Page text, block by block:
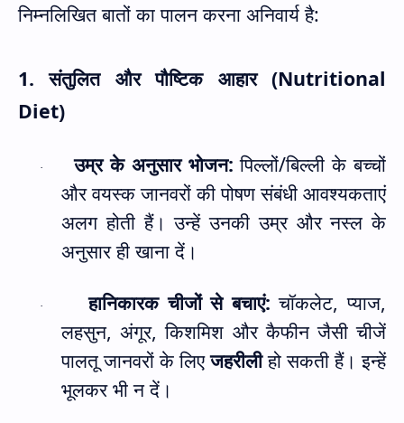
निम्नलिखित बातों का पालन करना अनिवार्य है:
1.संतुलित और पौष्टिक आहार (Nutritional
Diet)
· उम्र के अनुसार भोजन: पिल्लों/बिल्ली के बच्चों
और वयस्क जानवरों की पोषण संबंधी आवश्यकताएं
अलग होती हैं। उन्हें उनकी उम्र और नस्ल के
अनुसार ही खाना दें।
· हानिकारक चीजों से बचाएं: चॉकलेट,प्याज,
लहसुन,अंगूर,किशमिश और कैफीन जैसी चीजें
पालतू जानवरों के लिएजहरीलीहो सकती हैं। इन्हें
भूलकर भी न दें।